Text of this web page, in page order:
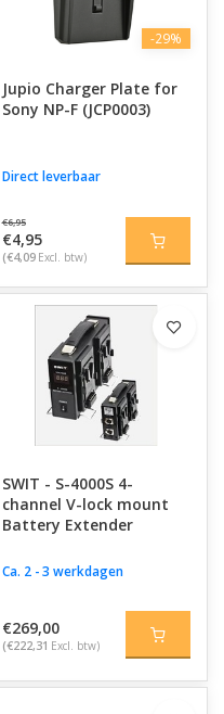
-29%
Jupio Charger Plate for
Sony NP-F (JCP0003)
Direct leverbaar
€6,95
€4,95
(€4,09 Excl. btw)
SWIT - S-4000S 4-
channel V-lock mount
Battery Extender
Ca. 2 - 3 werkdagen
€269,00
(€222,31 Excl. btw)